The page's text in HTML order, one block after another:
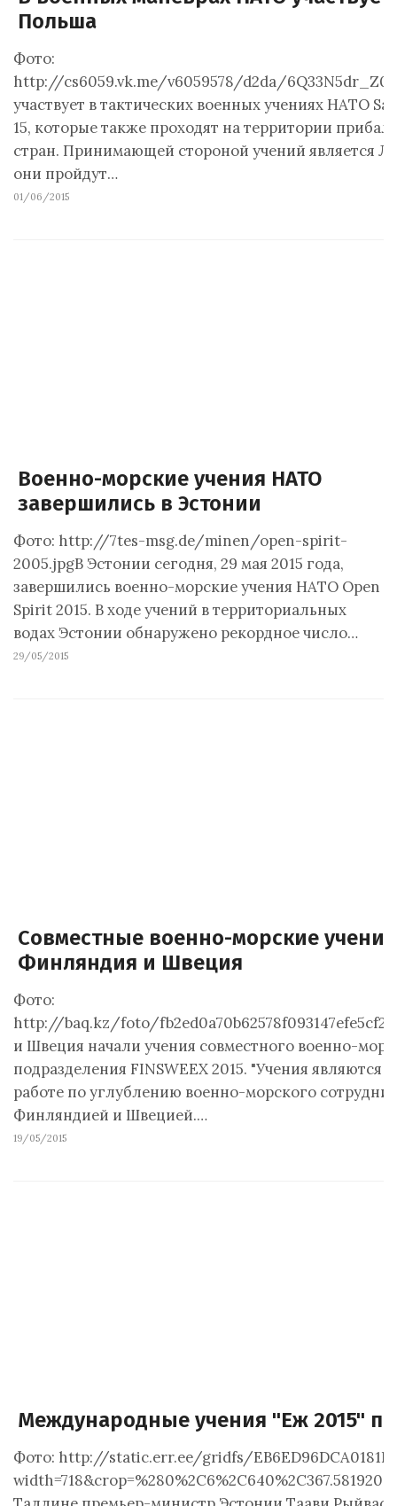
Польша
Фото:
http://cs6059.vk.me/v6059578/d2da/
участвует в тактических военных учениях НАТО
15, которые также проходят на территории
стран. Принимающей стороной учений является
они пройдут…
01/06/2015
Военно-морские учения НАТО
завершились в Эстонии
Фото: http://7tes-msg.de/minen/open-spirit-
2005.jpgВ Эстонии сегодня, 29 мая 2015 года,
завершились военно-морские учения НАТО Open
Spirit 2015. В ходе учений в территориальных
водах Эстонии обнаружено рекордное число…
29/05/2015
Совместные военно-морские
Финляндия и Швеция
Фото:
http://baq.kz/foto/
и Швеция начали учения совместного военно-
подразделения FINSWEEX 2015. "Учения являются
работе по углублению военно-морского
Финляндией и Швецией.…
19/05/2015
Международные учения "Еж 2015"
Фото: http://static.err.ee/gridfs/